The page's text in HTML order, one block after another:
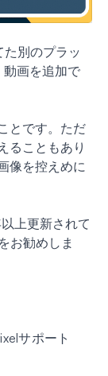
別のプラッ
動画を追加で
とです。ただ
ることもあり
像を控えめに
上更新されて
お勧めしま
サポート